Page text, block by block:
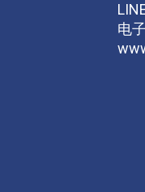
电